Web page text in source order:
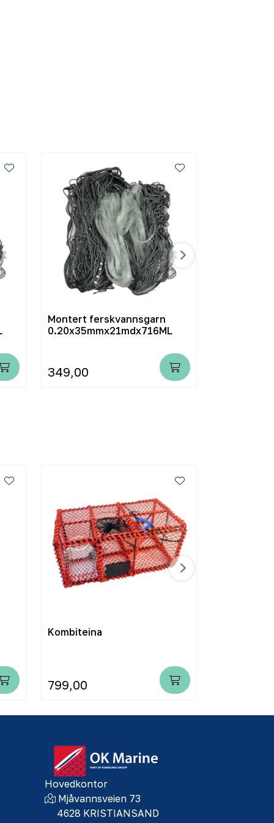
Montert ferskvannsgarn
0.20x35mmx21mdx716ML
349,00
Kombiteina
799,00
Hovedkontor
Mjåvannsveien 73
4628 KRISTIANSAND